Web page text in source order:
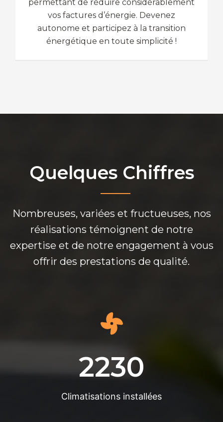
permettant de réduire considérablement
vos factures d’énergie. Devenez
autonome et participez à la transition
énergétique en toute simplicité !
Quelques Chiffres
Nombreuses, variées et fructueuses, nos
réalisations témoignent de notre
expertise et de notre engagement à vous
offrir des prestations de qualité.
2230
Climatisations installées